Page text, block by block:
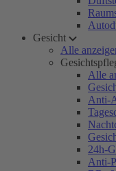
Gesicht
Alle
Alle
Anti-
24h-
Anti-